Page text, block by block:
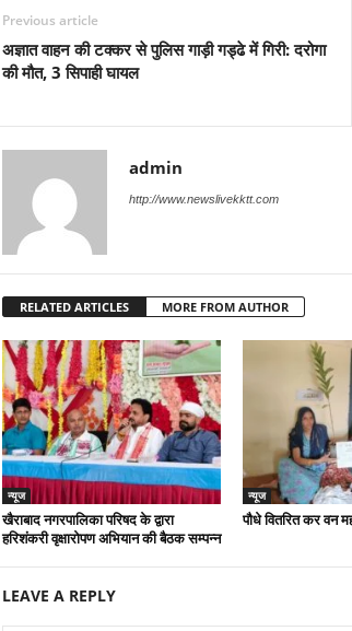
Previous article
अज्ञात वाहन की टक्कर से पुलिस गाड़ी गड्ढे में गिरी: दरोगा
की मौत, 3 सिपाही घायल
admin
http://www.newslivekktt.com
RELATED ARTICLES MORE FROM AUTHOR
न्यूज
खैराबाद नगरपालिका परिषद के द्वारा
हरिशंकरी वृक्षारोपण अभियान की बैठक सम्पन्न
न्यूज
पौधे वितरित कर वन
LEAVE A REPLY